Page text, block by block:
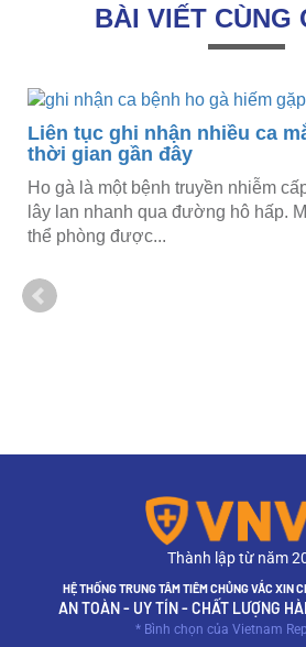
BÀI VIẾT CÙNG
Liên tục ghi nhận nhiều ca
thời gian gần đây
Ho gà là một bệnh truyền nhiễm
lây lan nhanh qua đường hô hấp.
thể phòng được...
Thành lập từ năm
HỆ THỐNG TRUNG TÂM TIÊM CHỦNG VẮC XIN
AN TOÀN - UY TÍN - CHẤT LƯỢNG
* Bình chọn của Vietnam